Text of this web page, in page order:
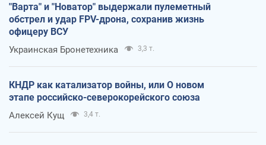
"Варта" и "Новатор" выдержали пулеметный
обстрел и удар FPV-дрона, сохранив жизнь
офицеру ВСУ
Украинская Бронетехника 3,3 т.
КНДР как катализатор войны, или О новом
этапе российско-северокорейского союза
Алексей Кущ 3,4 т.